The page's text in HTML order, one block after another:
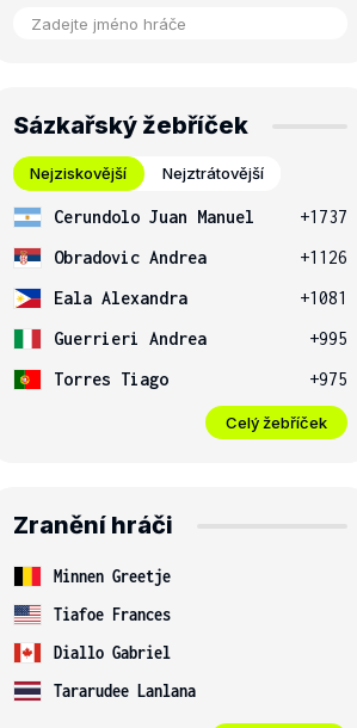
Sázkařský žebříček
Nejziskovější Nejztrátovější
Cerundolo Juan Manuel
+1737
Obradovic Andrea
+1126
Eala Alexandra
+1081
Guerrieri Andrea
+995
Torres Tiago
+975
Celý žebříček
Zranění hráči
Minnen Greetje
Tiafoe Frances
Diallo Gabriel
Tararudee Lanlana